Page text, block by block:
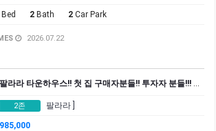
Bed 2 Bath 2 Car Park
2026.07.22
우스!! 첫 집 구매자분들!! 투자자 분들!!! 단 4만 9천불 5% 디파짓으로 구매 가능합니다
2존 팔라라 ]